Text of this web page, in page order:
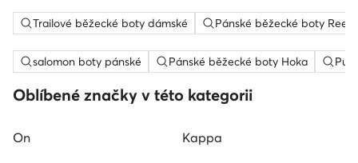
Trailové běžecké boty dámské Pánské běžecké boty
salomon boty pánské Pánské běžecké boty Hoka
Oblíbené značky v této kategorii
On Kappa